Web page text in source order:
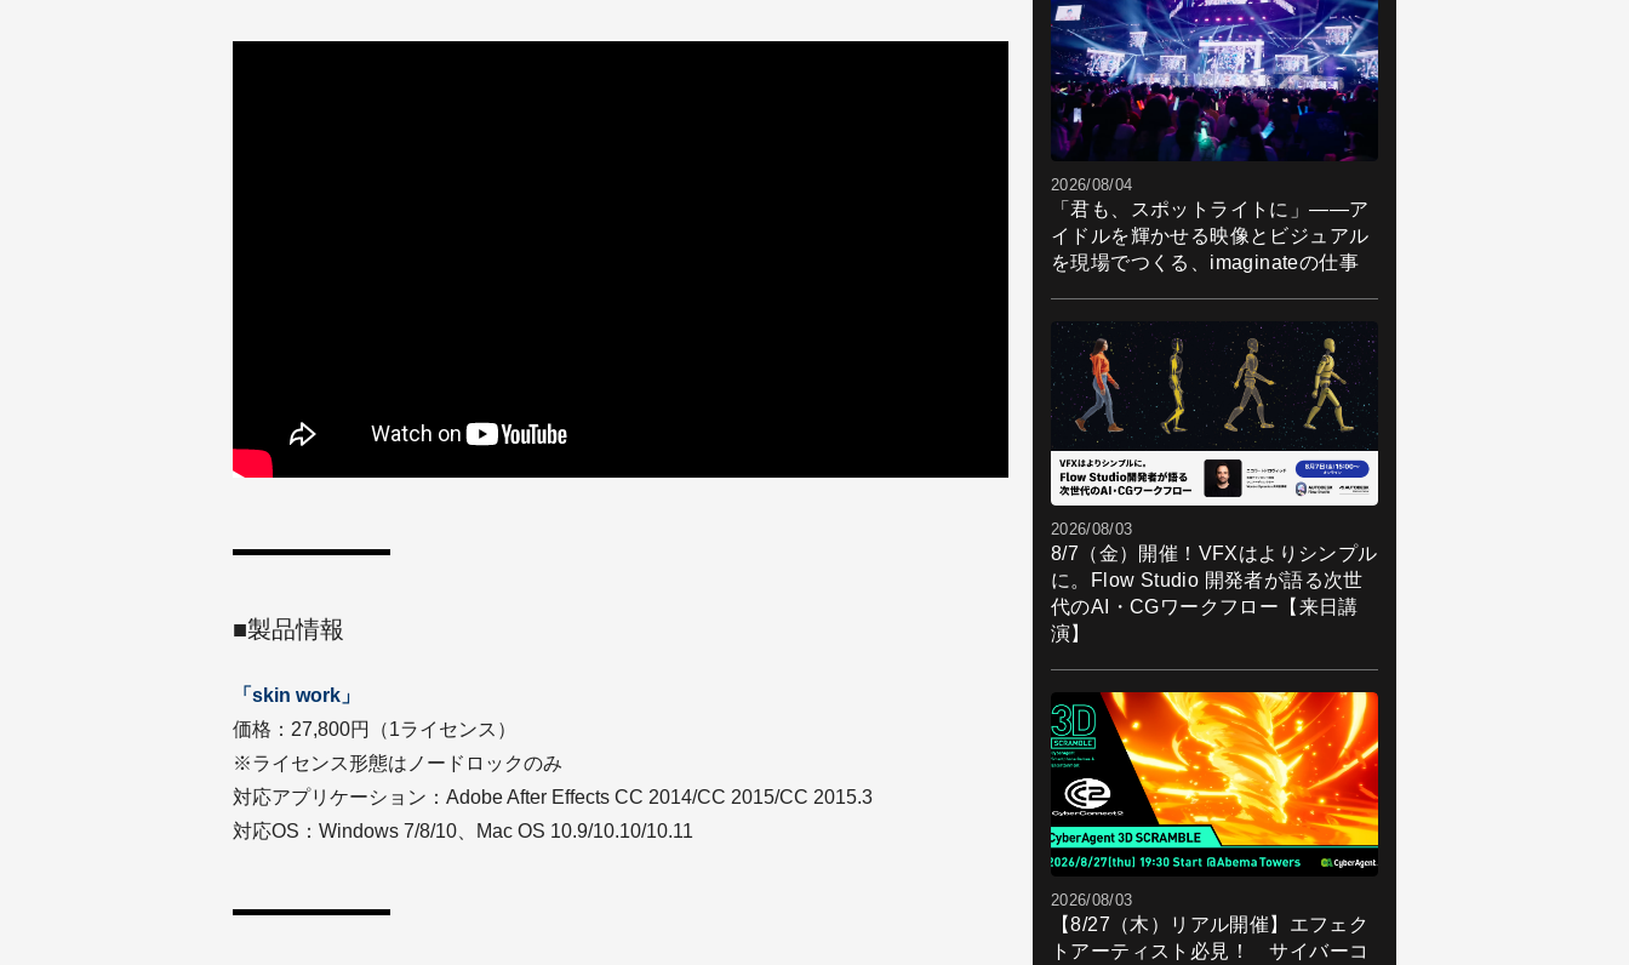
■製品情報
「skin work」
価格：27,800円（1ライセンス）
※ライセンス形態はノードロックのみ
対応アプリケーション：Adobe After Effects CC 2014/CC 2015/CC 2015.3
対応OS：Windows 7/8/10、Mac OS 10.9/10.10/10.11
2026/08/04
「君も、スポットライトに」――ア
イドルを輝かせる映像とビジュアル
を現場でつくる、imaginateの仕事
2026/08/03
8/7（金）開催！VFXはよりシンプル
に。Flow Studio 開発者が語る次世
代のAI・CGワークフロー【来日講
演】
2026/08/03
【8/27（木）リアル開催】エフェク
トアーティスト必見！ サイバーコ